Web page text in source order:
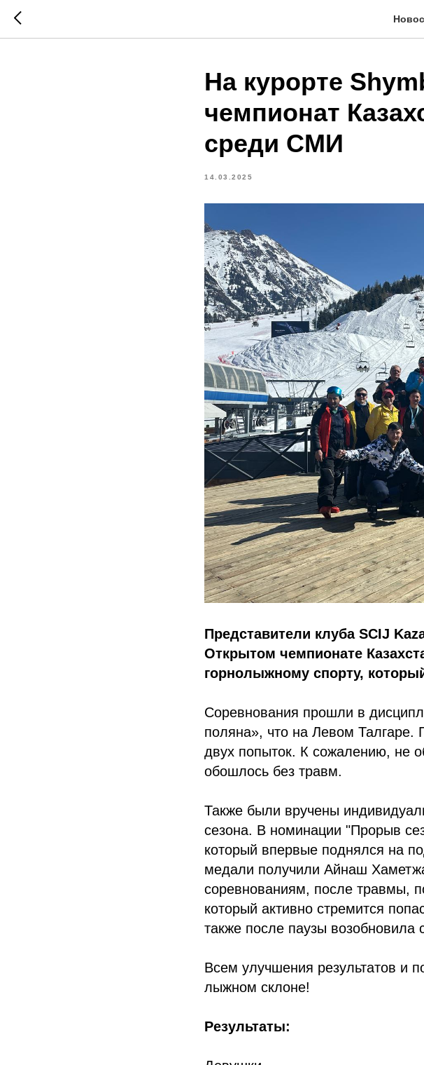
На курорте
чемпионат
среди СМИ
14.03.2025
Представители клуба SCIJ
Открытом чемпионате
горнолыжному спорту,
Соревнования прошли в
поляна», что на Левом Талгаре.
двух попыток. К сожалению, не
обошлось без травм.
Также были вручены
сезона. В номинации "Прорыв
который впервые поднялся на
медали получили Айнаш
соревнованиям, после травмы,
который активно стремится
также после паузы возобновила
Всем улучшения результатов и
лыжном склоне!
Результаты: